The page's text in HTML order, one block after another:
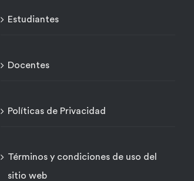
Estudiantes
Docentes
Políticas de Privacidad
Términos y condiciones de uso del
sitio web